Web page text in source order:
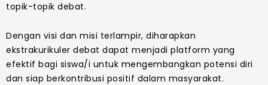
topik-topik debat.
Dengan visi dan misi terlampir, diharapkan
ekstrakurikuler debat dapat menjadi platform yang
efektif bagi siswa/i untuk mengembangkan potensi diri
dan siap berkontribusi positif dalam masyarakat.